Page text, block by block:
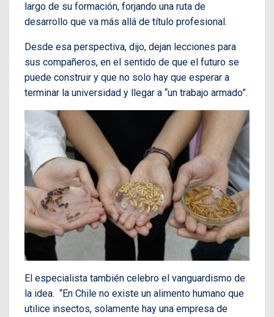
largo de su formación, forjando una ruta de
desarrollo que va más allá de título profesional.
Desde esa perspectiva, dijo, dejan lecciones para
sus compañeros, en el sentido de que el futuro se
puede construir y que no solo hay que esperar a
terminar la universidad y llegar a “un trabajo armado”.
El especialista también celebro el vanguardismo de
la idea. “En Chile no existe un alimento humano que
utilice insectos, solamente hay una empresa de